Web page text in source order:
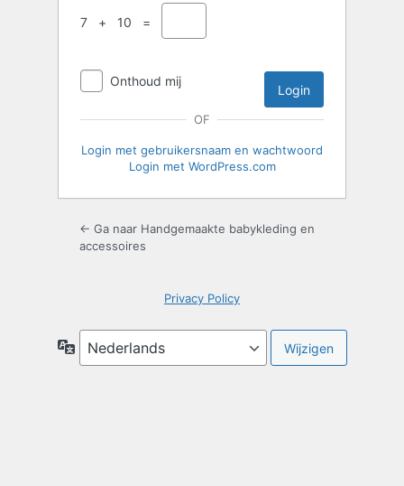
7 + 10 =
Onthoud mij
OF
Login met gebruikersnaam en wachtwoord
Login met WordPress.com
← Ga naar Handgemaakte babykleding en
accessoires
Privacy Policy
Taal